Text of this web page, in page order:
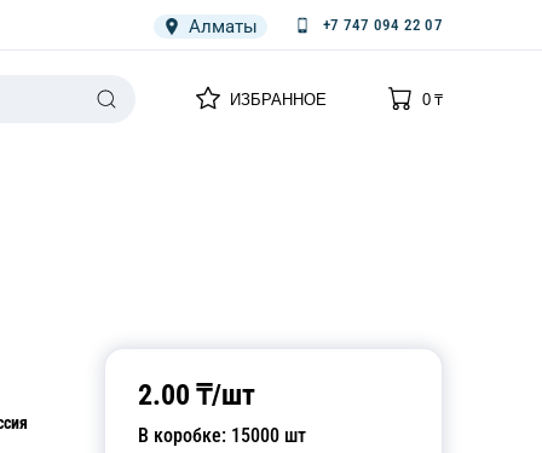
Алматы +7 747 094 22 07
ИЗБРАННОЕ
0
0₸
2.00 ₸/шт
В коробке: 15000 шт